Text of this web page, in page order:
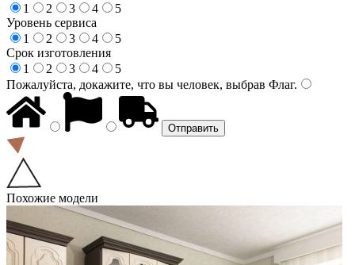
1
2 3 4
5
Уровень сервиса
1
2 3 4
5
Срок изготовления
1
2 3 4
5
Пожалуйста, докажите, что вы человек, выбрав Флаг.
Похожие модели